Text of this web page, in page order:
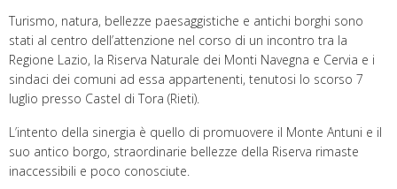
Turismo, natura, bellezze paesaggistiche e antichi borghi sono
stati al centro dell’attenzione nel corso di un incontro tra la
Regione Lazio, la Riserva Naturale dei Monti Navegna e Cervia e i
sindaci dei comuni ad essa appartenenti, tenutosi lo scorso 7
luglio presso Castel di Tora (Rieti).
L’intento della sinergia è quello di promuovere il Monte Antuni e il
suo antico borgo, straordinarie bellezze della Riserva rimaste
inaccessibili e poco conosciute.